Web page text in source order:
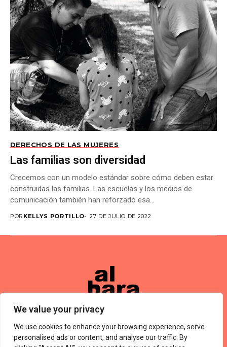
We value your privacy
We use cookies to enhance your browsing experience, serve
personalised ads or content, and analyse our traffic. By
DERECHOS DE LAS MUJERES
Las familias son diversidad
Crecemos con un modelo estándar sobre cómo deben estar
construidas las familias. Las escuelas y los medios de
comunicación también han reforzado esa...
POR KELLYS PORTILLO 27 DE JULIO DE 2022
Términos De UsoAbout UsPolítica De Privacidad
Private PolicyForums
© 2024 Alharaca